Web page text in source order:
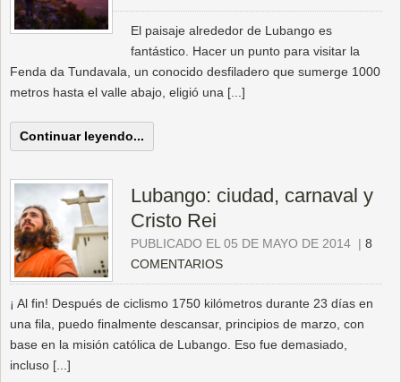
El paisaje alrededor de Lubango es
fantástico. Hacer un punto para visitar la
Fenda da Tundavala, un conocido desfiladero que sumerge 1000
metros hasta el valle abajo, eligió una [...]
Continuar leyendo...
Lubango: ciudad, carnaval y
Cristo Rei
PUBLICADO EL 05 DE MAYO DE 2014 | 8
COMENTARIOS
¡ Al fin! Después de ciclismo 1750 kilómetros durante 23 días en
una fila, puedo finalmente descansar, principios de marzo, con
base en la misión católica de Lubango. Eso fue demasiado,
incluso [...]